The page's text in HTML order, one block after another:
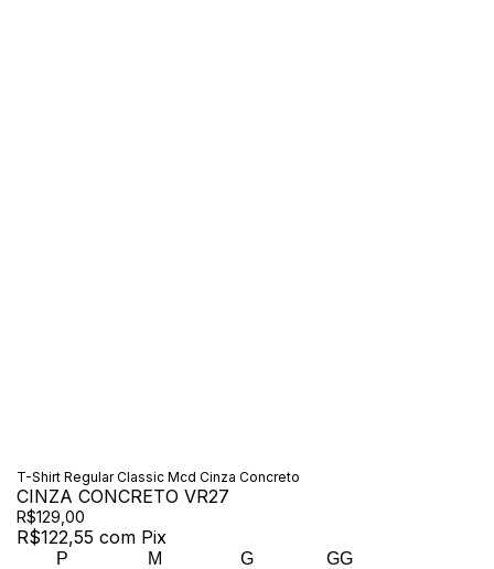
T-Shirt Regular Classic Mcd Cinza Concreto
CINZA CONCRETO VR27
R$129,00
R$122,55 com Pix
P M G GG